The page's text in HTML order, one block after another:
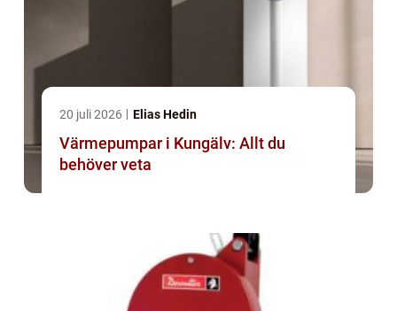
20 juli 2026 Elias Hedin
Värmepumpar i Kungälv: Allt du
behöver veta